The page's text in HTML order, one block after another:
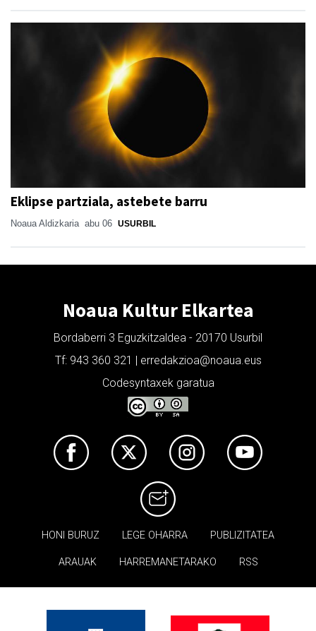
Eklipse partziala, astebete barru
Noaua Aldizkaria abu 06 USURBIL
Noaua Kultur Elkartea
Bordaberri 3 Eguzkitzaldea - 20170 Usurbil
Tf: 943 360 321 | erredakzioa@noaua.eus
Codesyntaxek garatua
HONI BURUZ LEGE OHARRA PUBLIZITATEA
ARAUAK HARREMANETARAKO RSS